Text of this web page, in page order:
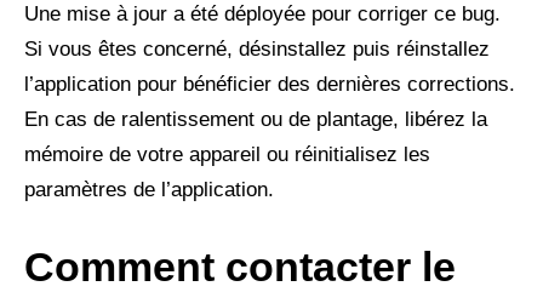
Une mise à jour a été déployée pour corriger ce bug.
Si vous êtes concerné, désinstallez puis réinstallez
l’application pour bénéficier des dernières corrections.
En cas de ralentissement ou de plantage, libérez la
mémoire de votre appareil ou réinitialisez les
paramètres de l’application.
Comment contacter le